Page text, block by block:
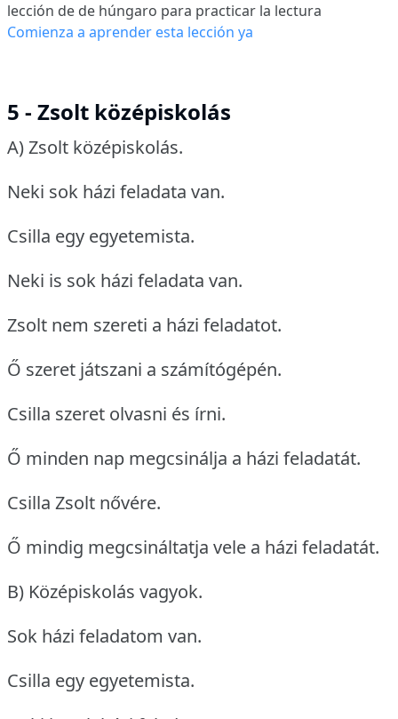
lección de de húngaro para practicar la lectura
Comienza a aprender esta lección ya
5 - Zsolt középiskolás
A) Zsolt középiskolás.
Neki sok házi feladata van.
Csilla egy egyetemista.
Neki is sok házi feladata van.
Zsolt nem szereti a házi feladatot.
Ő szeret játszani a számítógépén.
Csilla szeret olvasni és írni.
Ő minden nap megcsinálja a házi feladatát.
Csilla Zsolt nővére.
Ő mindig megcsináltatja vele a házi feladatát.
B) Középiskolás vagyok.
Sok házi feladatom van.
Csilla egy egyetemista.